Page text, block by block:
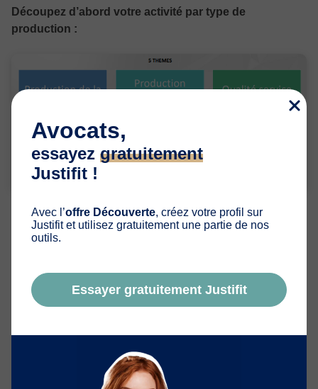
Découpez d’abord votre activité par type de
production :
L’idée pour vous est de découper votre activité en 5
thèmes différents qui correspondent à plusieurs types de
Production de la mission
Production gestion du cabinet
Amélioration engagement
Avocats,
essayez gratuitement
Justifit !
Avec l’offre Découverte, créez votre profil sur
Justifit et utilisez gratuitement une partie de nos
outils.
Essayer gratuitement Justifit